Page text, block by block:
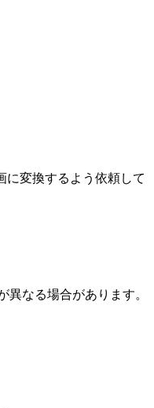
に変換するよう依頼して
異なる場合があります。